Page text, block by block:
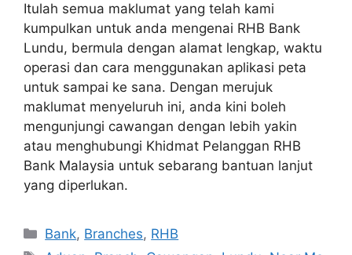
Itulah semua maklumat yang telah kami
kumpulkan untuk anda mengenai RHB Bank
Lundu, bermula dengan alamat lengkap, waktu
operasi dan cara menggunakan aplikasi peta
untuk sampai ke sana. Dengan merujuk
maklumat menyeluruh ini, anda kini boleh
mengunjungi cawangan dengan lebih yakin
atau menghubungi Khidmat Pelanggan RHB
Bank Malaysia untuk sebarang bantuan lanjut
yang diperlukan.
Categories
Bank, Branches, RHB